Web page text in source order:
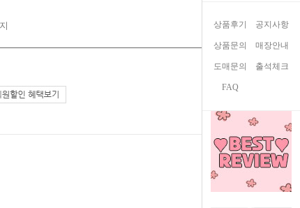
상품후기 공지사항
상품문의 매장안내
도매문의 출석체크
FAQ